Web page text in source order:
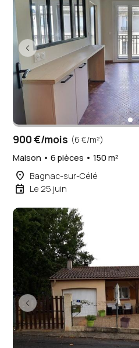
900 €/mois (6 €/m²)
Maison • 6 pièces • 150 m²
place Bagnac-sur-Célé
event Le 25 juin